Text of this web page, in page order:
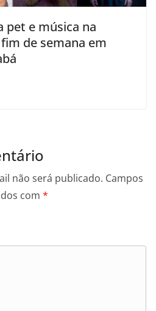
pet e música na
de semana em
não será publicado. Campos
com *